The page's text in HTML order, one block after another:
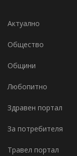
Актуално
Общество
Общини
Любопитно
Здравен портал
За потребителя
Травел портал